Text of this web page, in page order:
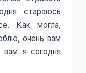
стараюсь
Как могла,
очень вам
вам я сегодня